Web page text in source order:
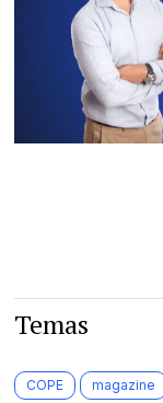
Temas
COPE magazine